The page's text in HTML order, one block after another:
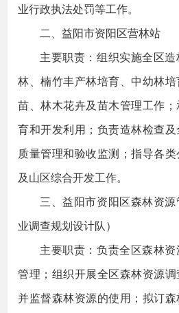
业行政执法处罚等工作。
二、益阳市资阳区营林站
主要职责：组织实施全区
林、楠竹丰产林培育、中幼林
苗、林木花卉及苗木管理工作
育和开发利用；负责造林检查及
质量管理和验收监测；指导各
及山区综合开发工作。
三、益阳市资阳区森林资
业调查规划设计队）
主要职责：负责全区森林
管理；组织开展全区森林资源
并监督森林资源的使用；拟订